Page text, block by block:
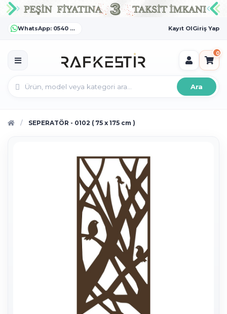
WhatsApp: 0540 372 55 55 Kayıt OlGiriş Yap
0
Ara
SEPERATÖR - 0102 ( 75 x 175 cm )